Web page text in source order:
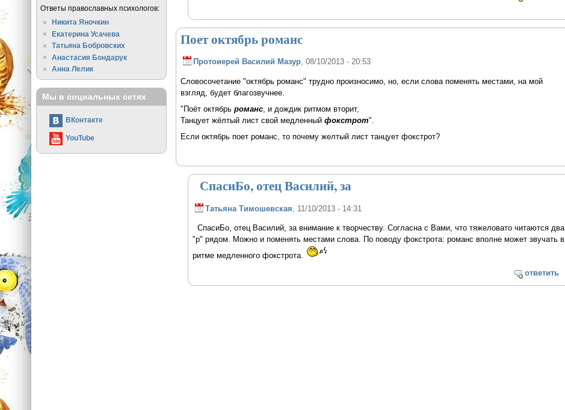
Поет октябрь романс
Протоиерей Василий Мазур, 08/10/2013 - 20:53
Словосочетание "октябрь романс" трудно произносимо, но, если слова поменять местами, на мой
взгляд, будет благозвучнее.
"Поёт октябрь романс, и дождик ритмом вторит,
Танцует жёлтый лист свой медленный фокстрот".
Если октябрь поет романс, то почему желтый лист танцует фокстрот?
СпасиБо, отец Василий, за
Татьяна Тимошевская , 11/10/2013 - 14:31
СпасиБо, отец Василий, за внимание к творчеству. Согласна с Вами, что тяжеловато читаются два
"р" рядом. Можно и поменять местами слова. По поводу фокстрота: романс вполне может звучать в
ритме медленного фокстрота.
ответить
Ответы православных психологов:
Никита Яночкин
Екатерина Усачева
Татьяна Бобровских
Анастасия Бондарук
Анна Лелик
Мы в социальных сетях
ВКонтакте
YouTube